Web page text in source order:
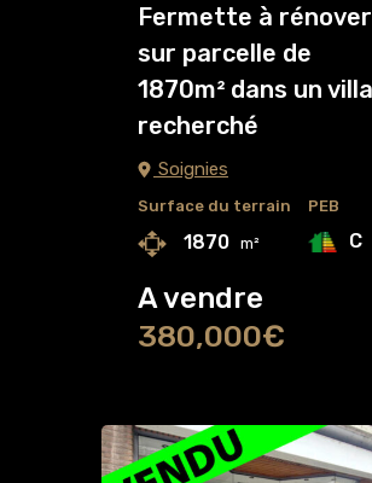
Fermette à rénover
sur parcelle de
1870m² dans un
recherché
Soignies
Surface du terrain
1870 m²
PEB
C
A vendre
380,000€